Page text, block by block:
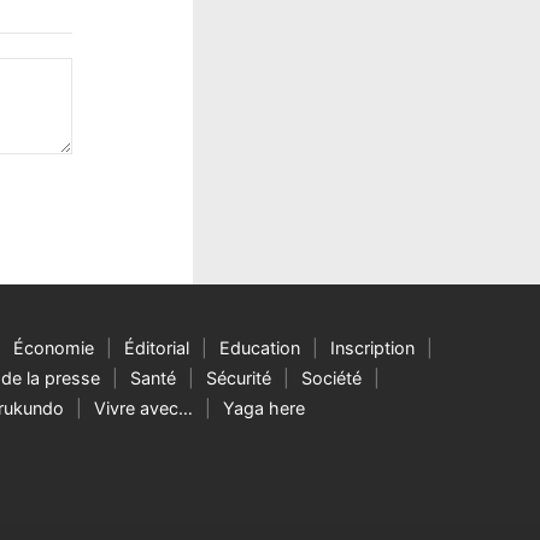
Économie Éditorial Education
Inscription
la presse Santé Sécurité
Société
Vivre avec… Yaga here